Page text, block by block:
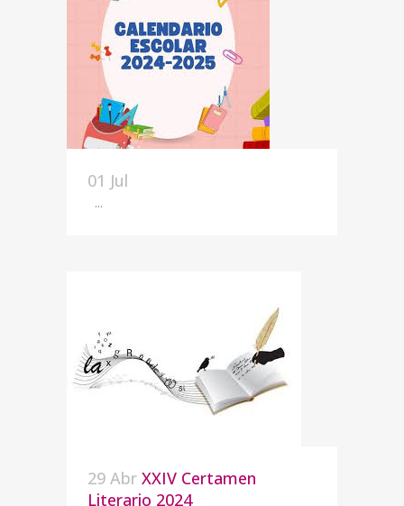
01 Jul
...
29 Abr XXIV Certamen
Literario 2024